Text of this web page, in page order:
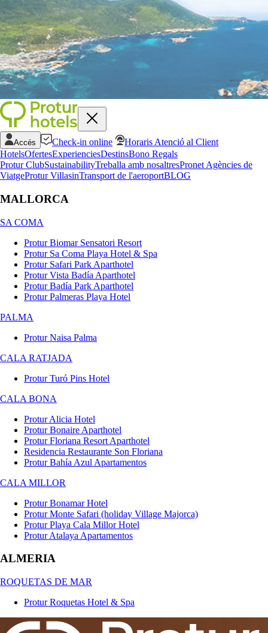
Accés Check-in online
Horaris Atenció al Client
HotelsOfertesExperienciesDestinsBono Regals
Protur ClubSustainabilityTreballa amb nosaltresPronet Agències de
ViatgeProtur VillasinTransport de l'aeroportBLOG
MALLORCA
SA COMA
Protur Biomar Sensatori Resort
Protur Sa Coma Playa Hotel & Spa
Protur Safari Park Aparthotel
Protur Vista Badía Aparthotel
Protur Badía Park Aparthotel
Protur Palmeras Playa Hotel
PALMA
Protur Naisa Palma
CALA RATJADA
Protur Turó Pins Hotel
CALA BONA
Protur Alicia Hotel
Protur Bonaire Aparthotel
Protur Floriana Resort Aparthotel
Residencia Restaurante Son Floriana
Protur Bahía Azul Apartamentos
CALA MILLOR
Protur Bonamar Hotel
Protur Monte Safari (holiday Village Majorca)
Protur Playa Cala Millor Hotel
Protur Atalaya Apartamentos
ALMERIA
ROQUETAS DE MAR
Protur Roquetas Hotel & Spa